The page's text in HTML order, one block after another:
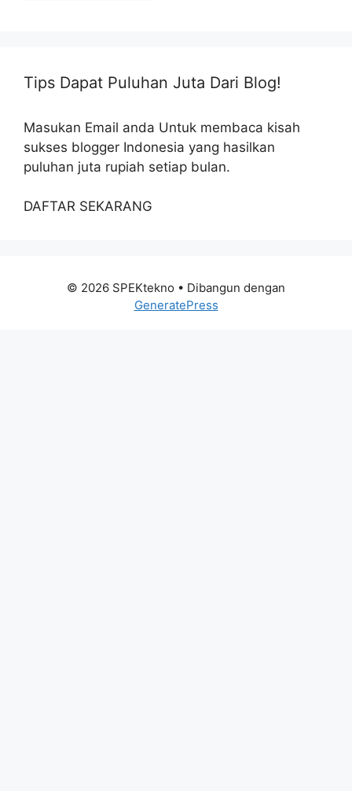
Tips Dapat Puluhan Juta Dari Blog!
Masukan Email anda Untuk membaca kisah
sukses blogger Indonesia yang hasilkan
puluhan juta rupiah setiap bulan.
DAFTAR SEKARANG
© 2026 SPEKtekno • Dibangun dengan
GeneratePress